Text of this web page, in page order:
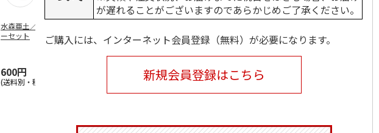
水森亜土／ステッカ
ーセット
600円
(送料別・税込)
ケース
（6）
おもちもちもちマス
コット
2,200円
(送料別・税込)
奇妙な冒険 黄金の
風』チョコラータと
セッ…
5.0（7）
1,969円
(送料別・税込)
優勝力士純金製小判
【安青錦】
が遅れることがございますのであらかじめご了承ください。
ご購入には、インターネット会員登録（無料）が必要になります。
新規会員登録はこちら